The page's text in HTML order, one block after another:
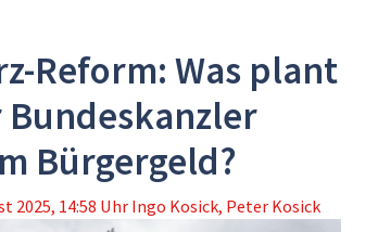
Reform: Was plant
Bundeskanzler
Bürgergeld?
2025, 14:58 Uhr Ingo Kosick, Peter Kosick